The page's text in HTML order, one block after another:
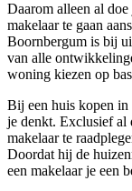
Daarom alleen al
makelaar te gaan
Boornbergum is bij
van alle
woning kiezen op
Bij een huis kopen
je denkt. Exclusief al
makelaar te
Doordat hij de
een makelaar je een